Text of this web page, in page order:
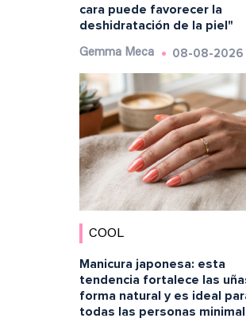
cara puede favorecer la
deshidratación de la piel"
Gemma Meca 08-08-2026
COOL
Manicura japonesa: esta
tendencia fortalece las
forma natural y es ideal
todas las personas